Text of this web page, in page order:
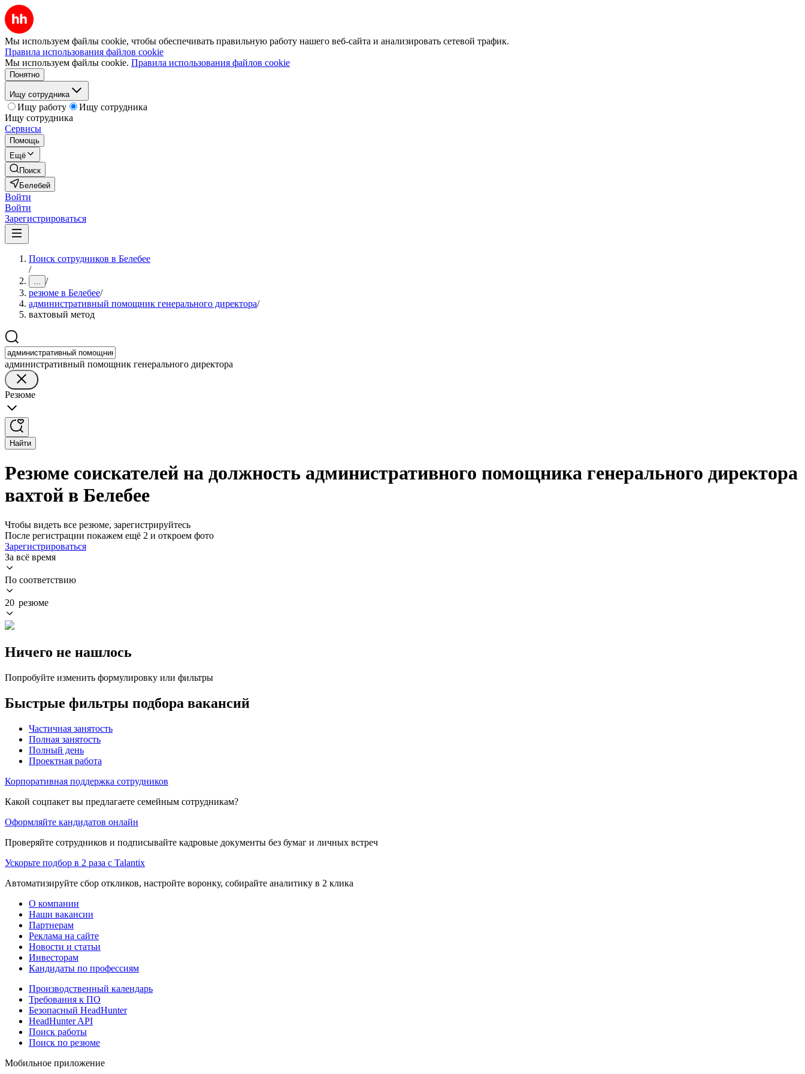
Мы используем файлы cookie, чтобы обеспечивать правильную работу нашего веб-сайта и анализировать сетевой трафик.
Правила использования файлов cookie
Мы используем файлы cookie. Правила использования файлов cookie
Понятно
Ищу сотрудника
Ищу работу
Ищу сотрудника
Ищу сотрудника
Сервисы
Помощь
Ещё
Поиск
Белебей
Войти
Войти
Зарегистрироваться
Поиск сотрудников в Белебее
/
... /
резюме в Белебее/
административный помощник генерального директора/
вахтовый метод
административный помощник генерального директора
Резюме
Найти
Резюме соискателей на должность административного помощника генерального директора
вахтой в Белебее
Чтобы видеть все резюме, зарегистрируйтесь
После регистрации покажем ещё 2 и откроем фото
Зарегистрироваться
За всё время
По соответствию
20 резюме
Ничего не нашлось
Попробуйте изменить формулировку или фильтры
Быстрые фильтры подбора вакансий
Частичная занятость
Полная занятость
Полный день
Проектная работа
Корпоративная поддержка сотрудников
Какой соцпакет вы предлагаете семейным сотрудникам?
Оформляйте кандидатов онлайн
Проверяйте сотрудников и подписывайте кадровые документы без бумаг и личных встреч
Ускорьте подбор в 2 раза с Talantix
Автоматизируйте сбор откликов, настройте воронку, собирайте аналитику в 2 клика
О компании
Наши вакансии
Партнерам
Реклама на сайте
Новости и статьи
Инвесторам
Кандидаты по профессиям
Производственный календарь
Требования к ПО
Безопасный HeadHunter
HeadHunter API
Поиск работы
Поиск по резюме
Мобильное приложение